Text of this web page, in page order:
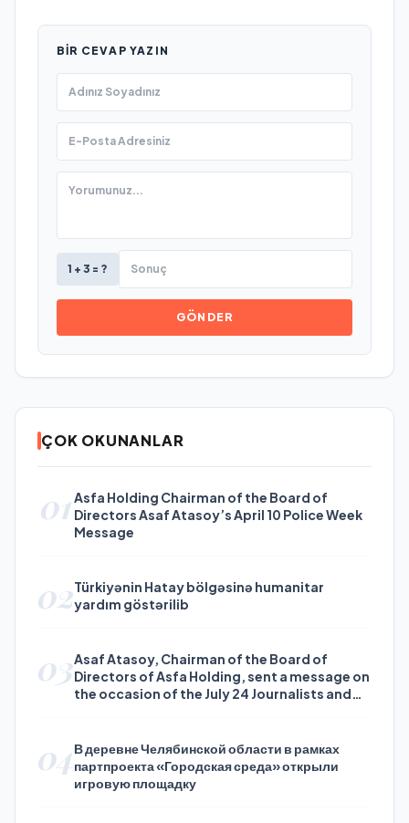
BIR CEVAP YAZIN
1 + 3 = ?
GÖNDER
ÇOK OKUNANLAR
01Asfa Holding Chairman of the Board of
Directors Asaf Atasoy’s April 10 Police Week
Message
02Türkiyənin Hatay bölgəsinə humanitar
yardım göstərilib
03Asaf Atasoy, Chairman of the Board of
Directors of Asfa Holding, sent a message on
the occasion of the July 24 Journalists and
04В деревне Челябинской области в рамках
партпроекта «Городская среда» открыли
игровую площадку